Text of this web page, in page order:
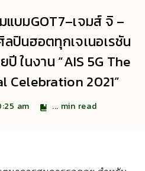
แบมGOT7–เจมส์ จิ –
ลปินฮอตทุกเจเนอเรชัน
ในงาน “AIS 5G The
Celebration 2021”
am ... min read